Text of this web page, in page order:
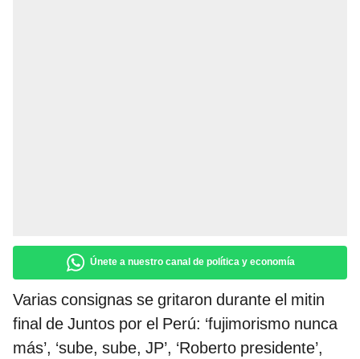
Únete a nuestro canal de política y economía
Varias consignas se gritaron durante el mitin
final de Juntos por el Perú: ‘fujimorismo nunca
más’, ‘sube, sube, JP’, ‘Roberto presidente’,